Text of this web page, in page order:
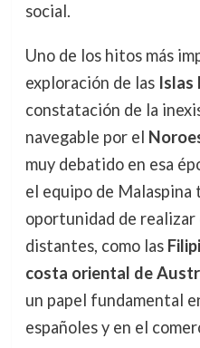
social.
Uno de los hitos más
exploración de las Islas
constatación de la
navegable por el
muy debatido en esa
el equipo de Malaspina
oportunidad de realizar
distantes, como las
costa oriental de
un papel fundamental
españoles y en el